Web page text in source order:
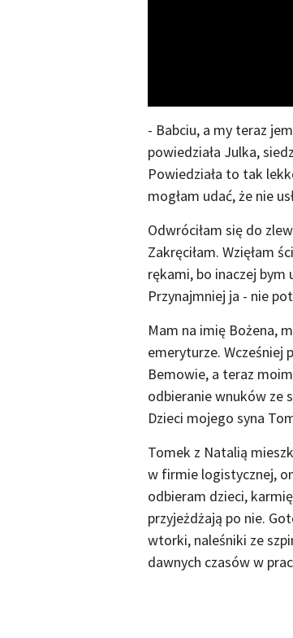
- Babciu, a my teraz
powiedziała Julka,
Powiedziała to tak
mogłam udać, że nie
Odwróciłam się do
Zakręciłam. Wzięłam
rękami, bo inaczej bym
Przynajmniej ja - nie
Mam na imię Bożena,
emeryturze. Wcześniej
Bemowie, a teraz
odbieranie wnuków ze
Dzieci mojego syna
Tomek z Natalią
w firmie logistycznej,
odbieram dzieci,
przyjeżdżają po nie.
wtorki, naleśniki ze
dawnych czasów w